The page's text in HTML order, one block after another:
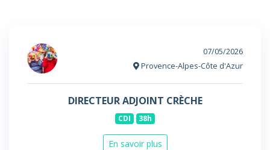
07/05/2026
Provence-Alpes-Côte d'Azur
DIRECTEUR ADJOINT CRÈCHE
CDI 38h
En savoir plus